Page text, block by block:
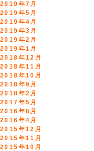
2019年7月
2019年5月
2019年4月
2019年3月
2019年2月
2019年1月
2018年12月
2018年11月
2018年10月
2018年9月
2018年2月
2017年5月
2016年8月
2016年4月
2015年12月
2015年11月
2015年10月